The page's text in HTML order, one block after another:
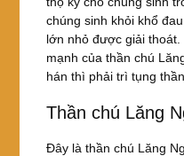
chúng sinh khỏi khổ
lớn nhỏ được giải
mạnh của thần chú
hán thì phải trì tụng
Thần chú Lăng
Đây là thần chú Lăng